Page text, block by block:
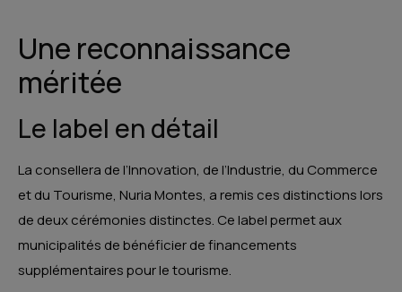
Une reconnaissance
méritée
Le label en détail
La consellera de l’Innovation, de l’Industrie, du Commerce
et du Tourisme, Nuria Montes, a remis ces distinctions lors
de deux cérémonies distinctes. Ce label permet aux
municipalités de bénéficier de financements
supplémentaires pour le tourisme.